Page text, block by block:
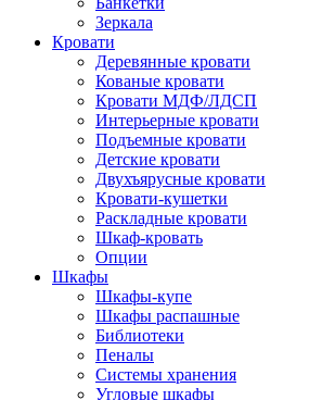
Зеркала
Кровати
Деревянные кровати
Кованые кровати
Кровати МДФ/ЛДСП
Интерьерные кровати
Подъемные кровати
Детские кровати
Двухъярусные кровати
Кровати-кушетки
Раскладные кровати
Шкаф-кровать
Опции
Шкафы
Шкафы-купе
Шкафы распашные
Библиотеки
Пеналы
Системы хранения
Угловые шкафы